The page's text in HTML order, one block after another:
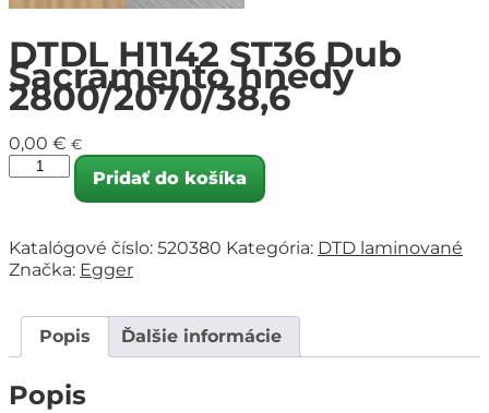
DTDL H1142 ST36 Dub
Sacramento hnedý
2800/2070/38,6
0,00 € €
Pridať do košíka
Katalógové číslo: 520380 Kategória: DTD laminované
Značka: Egger
Popis Ďalšie informácie
Popis